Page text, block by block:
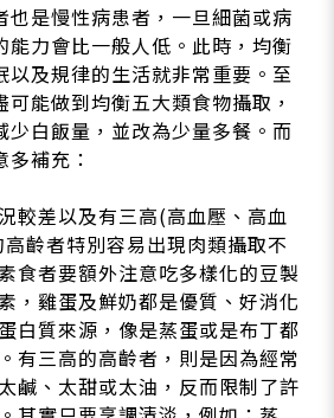
也是慢性病患者，一旦細菌或病
能力會比一般人低。此時，均衡
以及規律的生活就非常重要。至
能做到均衡五大類食物攝取，
少白飯量，並改為少量多餐。而
補充：
較差以及有三高(高血壓、高血
齡者特別容易出現肉類攝取不
食者要額外注意吃多樣化的豆製
，雞蛋及鮮奶都是優質、好消化
白質來源，像是蒸蛋或是布丁都
有三高的高齡者，則是因為經常
鹹、太甜或太油，反而限制了許